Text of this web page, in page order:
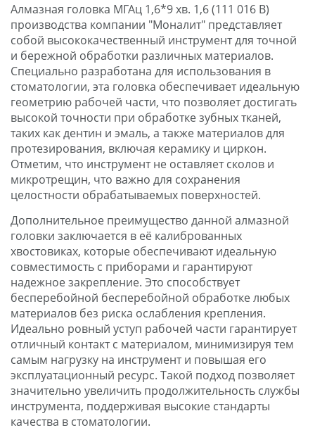
Алмазная головка МГАц 1,6*9 хв. 1,6 (111 016 B)
производства компании "Моналит" представляет
собой высококачественный инструмент для точной
и бережной обработки различных материалов.
Специально разработана для использования в
стоматологии, эта головка обеспечивает идеальную
геометрию рабочей части, что позволяет достигать
высокой точности при обработке зубных тканей,
таких как дентин и эмаль, а также материалов для
протезирования, включая керамику и циркон.
Отметим, что инструмент не оставляет сколов и
микротрещин, что важно для сохранения
целостности обрабатываемых поверхностей.
Дополнительное преимущество данной алмазной
головки заключается в её калиброванных
хвостовиках, которые обеспечивают идеальную
совместимость с приборами и гарантируют
надежное закрепление. Это способствует
бесперебойной бесперебойной обработке любых
материалов без риска ослабления крепления.
Идеально ровный уступ рабочей части гарантирует
отличный контакт с материалом, минимизируя тем
самым нагрузку на инструмент и повышая его
эксплуатационный ресурс. Такой подход позволяет
значительно увеличить продолжительность службы
инструмента, поддерживая высокие стандарты
качества в стоматологии.